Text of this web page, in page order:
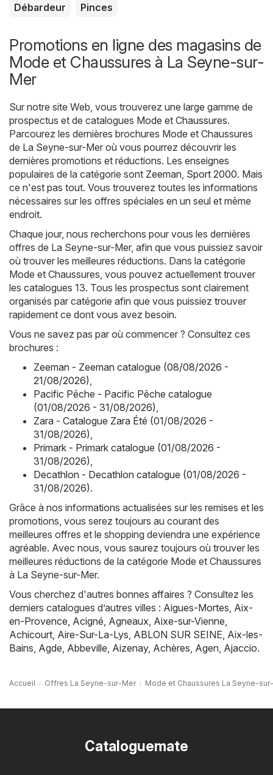
Débardeur
Pinces
Promotions en ligne des magasins de
Mode et Chaussures à La Seyne-sur-
Mer
Sur notre site Web, vous trouverez une large gamme de
prospectus et de catalogues Mode et Chaussures.
Parcourez les dernières brochures Mode et Chaussures
de La Seyne-sur-Mer où vous pourrez découvrir les
dernières promotions et réductions. Les enseignes
populaires de la catégorie sont Zeeman, Sport 2000. Mais
ce n'est pas tout. Vous trouverez toutes les informations
nécessaires sur les offres spéciales en un seul et même
endroit.
Chaque jour, nous recherchons pour vous les dernières
offres de La Seyne-sur-Mer, afin que vous puissiez savoir
où trouver les meilleures réductions. Dans la catégorie
Mode et Chaussures, vous pouvez actuellement trouver
les catalogues 13. Tous les prospectus sont clairement
organisés par catégorie afin que vous puissiez trouver
rapidement ce dont vous avez besoin.
Vous ne savez pas par où commencer ? Consultez ces
brochures :
Zeeman - Zeeman catalogue (08/08/2026 -
21/08/2026),
Pacific Pêche - Pacific Pêche catalogue
(01/08/2026 - 31/08/2026),
Zara - Catalogue Zara Été (01/08/2026 -
31/08/2026),
Primark - Primark catalogue (01/08/2026 -
31/08/2026),
Decathlon - Decathlon catalogue (01/08/2026 -
31/08/2026).
Grâce à nos informations actualisées sur les remises et les
promotions, vous serez toujours au courant des
meilleures offres et le shopping deviendra une expérience
agréable. Avec nous, vous saurez toujours où trouver les
meilleures réductions de la catégorie Mode et Chaussures
à La Seyne-sur-Mer.
Vous cherchez d'autres bonnes affaires ? Consultez les
derniers catalogues d’autres villes : Aigues-Mortes, Aix-
en-Provence, Acigné, Agneaux, Aixe-sur-Vienne,
Achicourt, Aire-Sur-La-Lys, ABLON SUR SEINE, Aix-les-
Bains, Agde, Abbeville, Aizenay, Achères, Agen, Ajaccio.
Accueil Offres La Seyne-sur-Mer Mode et Chaussures La Seyne-
Cataloguemate